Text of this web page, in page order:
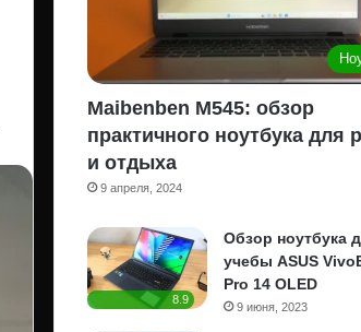
Maibenben M545: обзор
практичного ноутбука для
и отдыха
9 апреля, 2024
8.9
Обзор ноутбука
учебы ASUS
Pro 14 OLED
9 июня, 2023